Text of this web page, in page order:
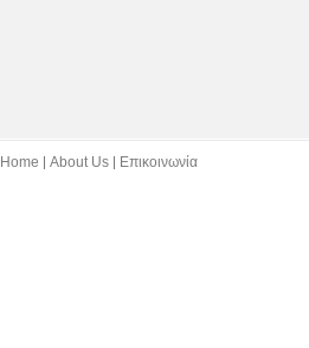
Home About Us Επικοινωνία